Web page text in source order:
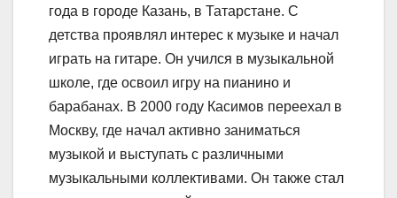
года в городе Казань, в Татарстане. С
детства проявлял интерес к музыке и начал
играть на гитаре. Он учился в музыкальной
школе, где освоил игру на пианино и
барабанах. В 2000 году Касимов переехал в
Москву, где начал активно заниматься
музыкой и выступать с различными
музыкальными коллективами. Он также стал